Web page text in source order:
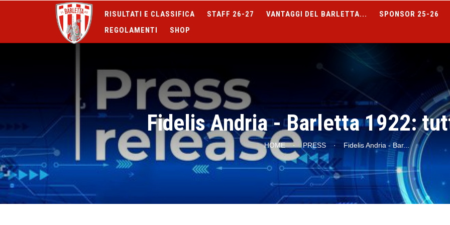
RISULTATI E CLASSIFICA STAFF 26-27 VANTAGGI DEL BARLETTA... SPONSOR 25-26
REGOLAMENTI
SHOP
Fidelis Andria - Barletta 1922:
HOME · PRESS · Fidelis Andria - Bar...